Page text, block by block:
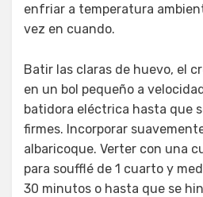
enfriar a temperatura
vez en cuando.
Batir las claras de huevo, el
en un bol pequeño a
batidora eléctrica hasta que
firmes. Incorporar
albaricoque. Verter con una
para soufflé de 1 cuarto y
30 minutos o hasta que se